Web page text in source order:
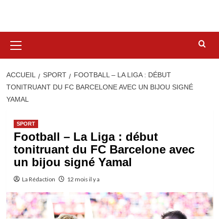
principal
ACCUEIL SPORT
FOOTBALL – LA LIGA : DÉBUT
TONITRUANT DU FC BARCELONE AVEC UN BIJOU SIGNÉ
YAMAL
SPORT
Football – La Liga : début
tonitruant du FC Barcelone avec
un bijou signé Yamal
La Rédaction 12 mois il y a